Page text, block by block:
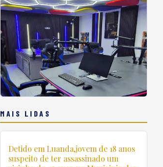
MAIS LIDAS
Detido em Luanda,jovem de 18 anos
suspeito de ter assassinado um